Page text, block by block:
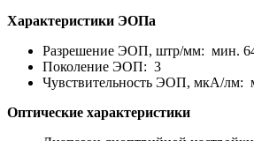
Характеристики ЭОПа
Разрешение ЭОП, штр/мм: мин.
Поколение ЭОП: 3
Чувствительность ЭОП, мкА/лм:
Оптические характеристики